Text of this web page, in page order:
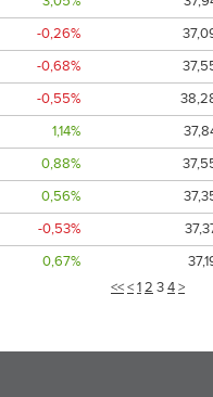
<<<12 34>
-0,26%
-0,68%
-0,55%
1,14%
0,88%
0,56%
-0,53%
0,67%